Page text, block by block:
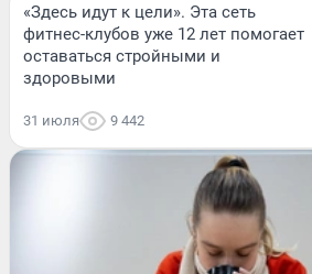
«Здесь идут к цели». Эта сеть
фитнес-клубов уже 12 лет помогает
оставаться стройными и
здоровыми
31 июля 9 442